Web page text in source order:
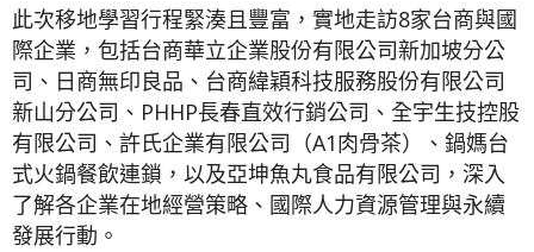
此次移地學習行程緊湊且豐富，實地走訪8家台商與國
際企業，包括台商華立企業股份有限公司新加坡分公
司、日商無印良品、台商緯穎科技服務股份有限公司
新山分公司、PHHP長春直效行銷公司、全宇生技控股
有限公司、許氏企業有限公司（A1肉骨茶）、鍋媽台
式火鍋餐飲連鎖，以及亞坤魚丸食品有限公司，深入
了解各企業在地經營策略、國際人力資源管理與永續
發展行動。